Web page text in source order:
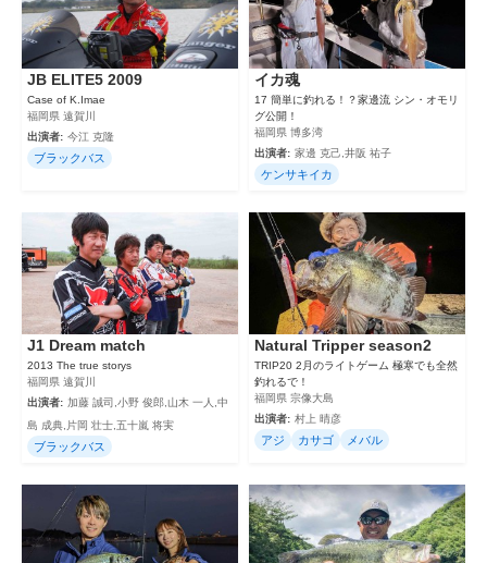
JB ELITE5 2009
Case of K.Imae
福岡県 遠賀川
出演者: 今江 克隆
ブラックバス
イカ魂
17 簡単に釣れる！？家邊流 シン・オモリ
グ公開！
福岡県 博多湾
出演者: 家邊 克己,井阪 祐子
ケンサキイカ
J1 Dream match
2013 The true storys
福岡県 遠賀川
出演者: 加藤 誠司,小野 俊郎,山木 一人,中
島 成典,片岡 壮士,五十嵐 将実
ブラックバス
Natural Tripper season2
TRIP20 2月のライトゲーム 極寒でも全然
釣れるで！
福岡県 宗像大島
出演者: 村上 晴彦
アジ カサゴ メバル